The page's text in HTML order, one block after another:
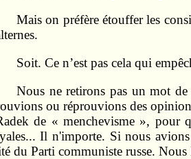
Mais on préfère étouffer les
Soit. Ce n’est pas cela qui
Nous ne retirons pas un mot
ou réprouvions des
de « menchevisme », pour
Il n'importe. Si nous
du Parti communiste russe.